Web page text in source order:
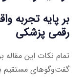
بر پایه تجربه
رقمی پزشکی
تمام نکات این مقاله
گفت‌وگوهای مستقیم با رتبه‌های